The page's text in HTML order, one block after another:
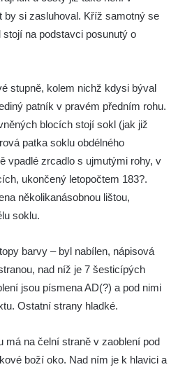
Velešíně
ve Velešíně
127 v Římově
v Římově
v Plavu
od
264 v Dolním
by si zasluhoval. Kříž samotný se
na podstavci posunutý o
stupně, kolem nichž kdysi býval
patník v pravém předním rohu.
blocích stojí sokl (jak již
patka soklu obdélného
vpadlé zrcadlo s ujmutými rohy, v
ukončený letopočtem 183?.
několikanásobnou lištou,
soklu.
barvy – byl nabílen, nápisová
nad níž je 7 šesticípých
jsou písmena AD(?) a pod nimi
Ostatní strany hladké.
má na čelní straně v zaoblení pod
boží oko. Nad ním je k hlavici a